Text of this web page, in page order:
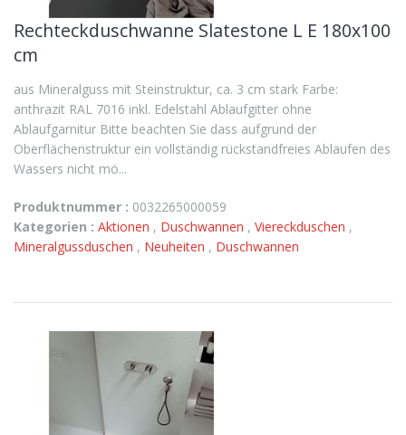
Rechteckduschwanne Slatestone L E 180x100
cm
aus Mineralguss mit Steinstruktur, ca. 3 cm stark Farbe:
anthrazit RAL 7016 inkl. Edelstahl Ablaufgitter ohne
Ablaufgarnitur Bitte beachten Sie dass aufgrund der
Oberflächenstruktur ein vollständig rückstandfreies Ablaufen des
Wassers nicht mö...
Produktnummer : 0032265000059
Kategorien : Aktionen , Duschwannen , Viereckduschen ,
Mineralgussduschen , Neuheiten , Duschwannen